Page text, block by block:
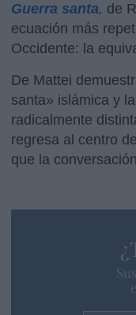
Guerra santa, de
ecuación más
Occidente: la
De Mattei
santa» islámica y
radicalmente
regresa al centro
que la